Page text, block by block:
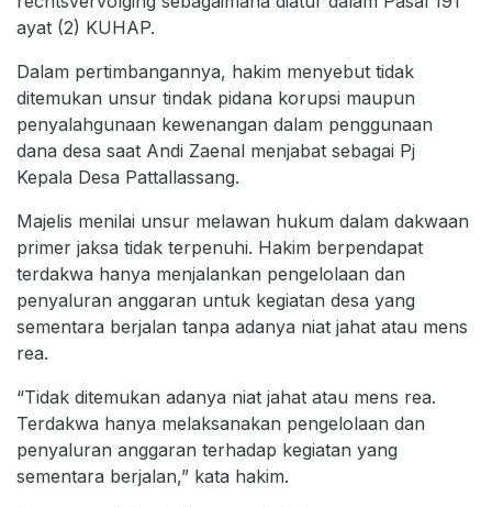
ayat (2) KUHAP.
Dalam pertimbangannya, hakim menyebut tidak
ditemukan unsur tindak pidana korupsi maupun
penyalahgunaan kewenangan dalam penggunaan
dana desa saat Andi Zaenal menjabat sebagai Pj
Kepala Desa Pattallassang.
Majelis menilai unsur melawan hukum dalam dakwaan
primer jaksa tidak terpenuhi. Hakim berpendapat
terdakwa hanya menjalankan pengelolaan dan
penyaluran anggaran untuk kegiatan desa yang
sementara berjalan tanpa adanya niat jahat atau mens
rea.
“Tidak ditemukan adanya niat jahat atau mens rea.
Terdakwa hanya melaksanakan pengelolaan dan
penyaluran anggaran terhadap kegiatan yang
sementara berjalan,” kata hakim.